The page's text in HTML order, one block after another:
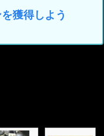
獲得しよう